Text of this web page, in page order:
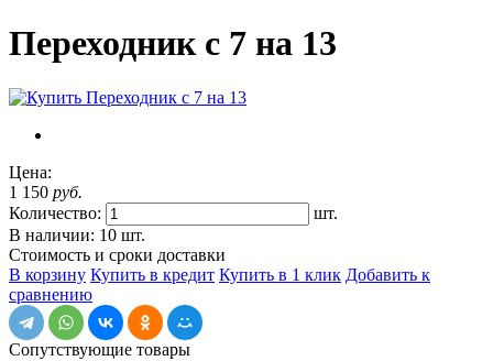
Переходник с 7 на 13
Цена:
1 150 руб.
Количество:
шт.
В наличии: 10 шт.
Стоимость и сроки доставки
В корзину Купить в кредит Купить в 1 клик Добавить к
сравнению
Сопутствующие товары